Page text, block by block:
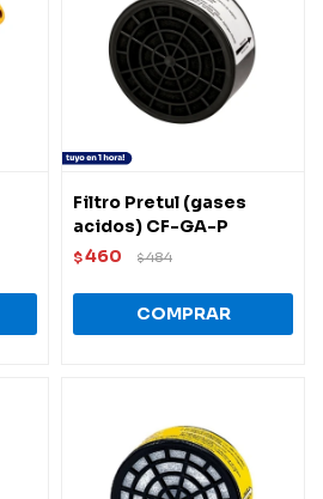
Filtro Pretul (gases
acidos) CF-GA-P
$460 $484